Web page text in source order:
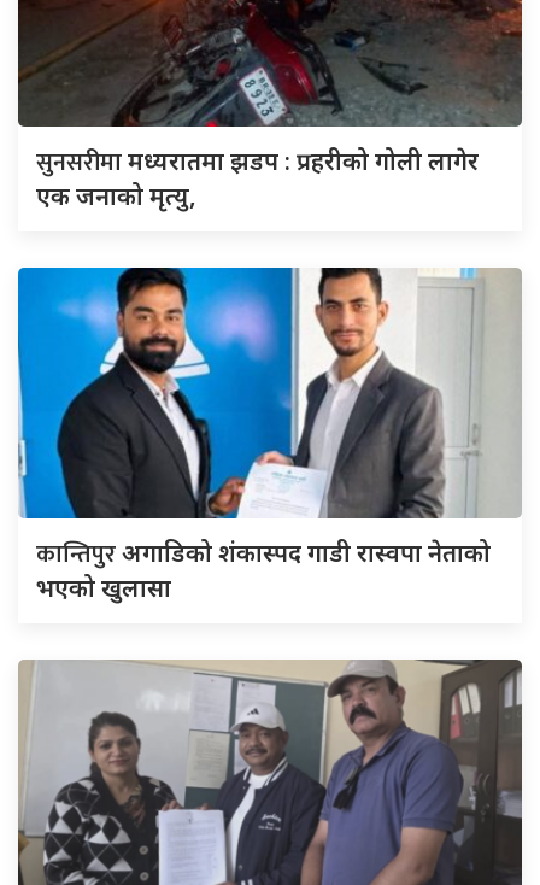
सुनसरीमामध्यरातमा झडप : प्रहरीको गोली लागेर
एक जनाको मृत्यु,
कान्तिपुरअगाडिको शंकास्पद गाडी रास्वपा नेताको
भएको खुलासा